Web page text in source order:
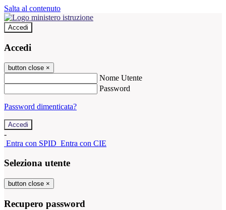
Salta al contenuto
Accedi
Accedi
button close ×
Nome Utente
Password
Password dimenticata?
-
Entra con SPID Entra con CIE
Seleziona utente
button close ×
Recupero password